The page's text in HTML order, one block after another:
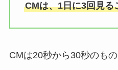
CMは、1日に3回見る
CMは20秒から30秒のも